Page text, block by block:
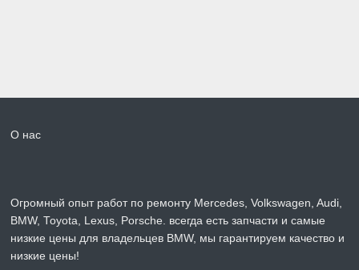
О нас
Огромный опыт работ по ремонту Mercedes, Volkswagen, Audi,
BMW, Toyota, Lexus, Porsche. всегда есть запчасти и самые
низкие цены для владельцев BMW, мы гарантируем качество и
низкие цены!